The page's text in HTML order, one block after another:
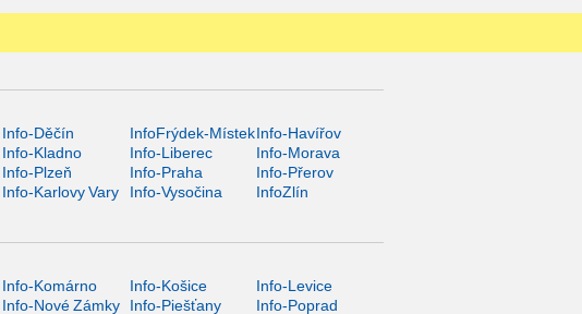
Info-Děčín InfoFrýdek-MístekInfo-Havířov
Info-Kladno Info-Liberec
Info-Morava
Info-Plzeň Info-Praha
Info-Přerov
Info-Karlovy Vary Info-Vysočina InfoZlín
Info-Komárno Info-Košice
Info-Levice
Info-Nové Zámky Info-Piešťany Info-Poprad